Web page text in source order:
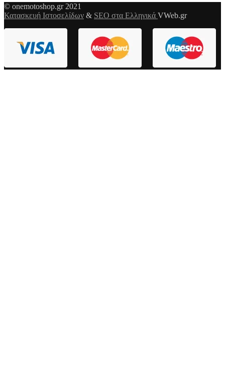
© onemotoshop.gr 2021
Κατασκευή Ιστοσελίδων & SEO στα Ελληνικά VWeb.gr